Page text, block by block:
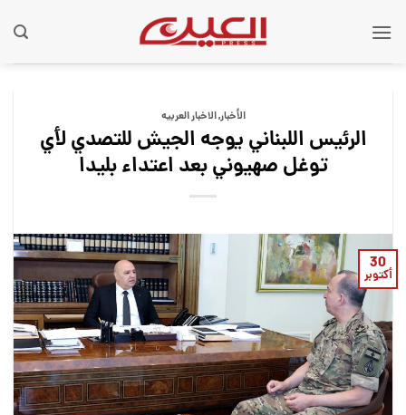
الأخبار,الاخبار العربيه
الرئيس اللبناني يوجه الجيش للتصدي لأي
توغل صهيوني بعد اعتداء بليدا
30
أكتوبر